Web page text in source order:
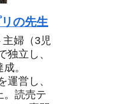
の先生
主婦（3児
独立し、
。
運営し、
。読売テ